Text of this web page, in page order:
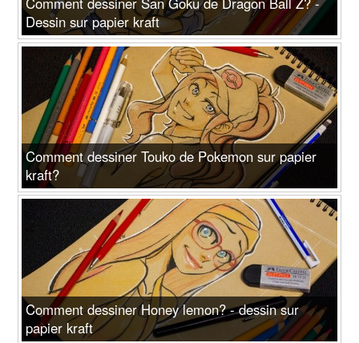
Dessin sur papier kraft
Comment dessiner Touko de Pokemon sur papier
kraft?
Comment dessiner Honey lemon? - dessin sur
papier kraft